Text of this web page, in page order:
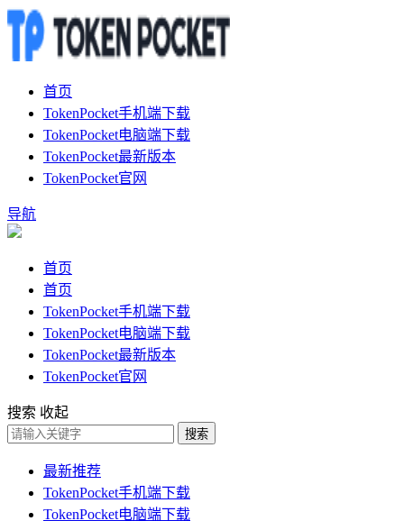
首页
TokenPocket手机端下载
TokenPocket电脑端下载
TokenPocket最新版本
TokenPocket官网
导航
首页
首页
TokenPocket手机端下载
TokenPocket电脑端下载
TokenPocket最新版本
TokenPocket官网
搜索 收起
搜索
最新推荐
TokenPocket手机端下载
TokenPocket电脑端下载